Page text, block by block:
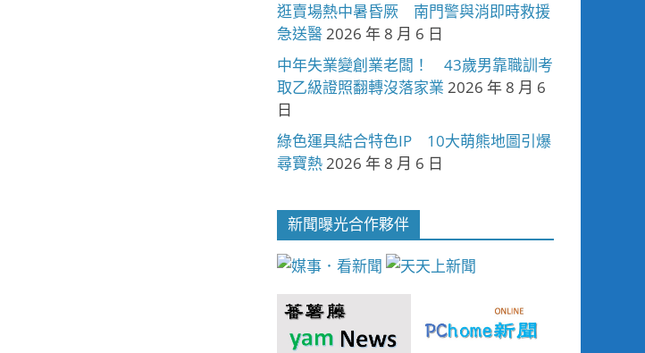
逛賣場熱中暑昏厥 南門警與消即時救援
急送醫2026 年 8 月 6 日
中年失業變創業老闆！ 43歲男靠職訓考
取乙級證照翻轉沒落家業 2026 年 8 月 6
日
綠色運具結合特色IP 10大萌熊地圖引爆
尋寶熱2026 年 8 月 6 日
新聞曝光合作夥伴